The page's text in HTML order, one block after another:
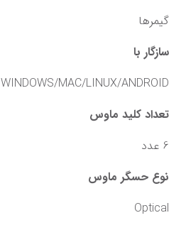
گیمرها
سازگار با
WINDOWS/MAC/LINUX/ANDROID
تعداد کلید ماوس
6 عدد
نوع حسگر ماوس
Optical